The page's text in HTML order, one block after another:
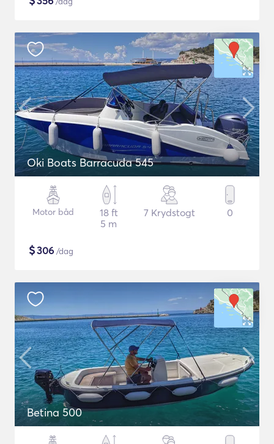
Oki Boats Barracuda 545
Motor båd
18 ft
5 m
7 Krydstogt 0
$306 /dag
Betina 500